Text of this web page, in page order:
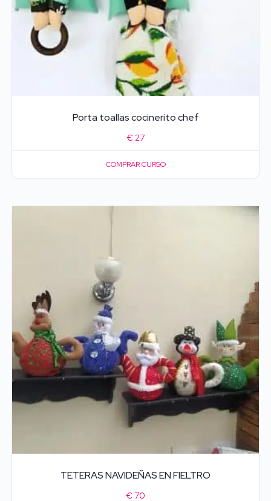
Porta toallas cocinerito chef
€ 27
COMPRAR CURSO
TETERAS NAVIDEÑAS EN FIELTRO
€ 70